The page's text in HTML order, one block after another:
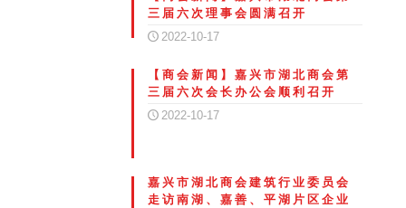
三届六次理事会圆满召开
2022-10-17
【商会新闻】嘉兴市湖北商会第
三届六次会长办公会顺利召开
2022-10-17
嘉兴市湖北商会建筑行业委员会
走访南湖、嘉善、平湖片区企业